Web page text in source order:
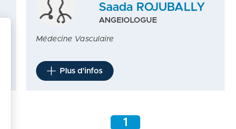
Saada ROJUBALLY
ANGEIOLOGUE
Médecine Vasculaire
Plus d'infos
1